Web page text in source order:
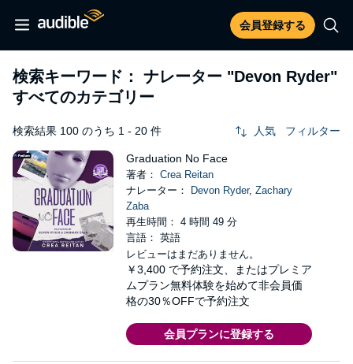
会員登録する
検索キーワード： ナレーター "Devon Ryder"
すべてのカテゴリー
検索結果 100 のうち 1 - 20 件 人気 フィルター
Graduation No Face
著者： Crea Reitan
ナレーター：
Devon Ryder, Zachary
Zaba
再生時間： 4 時間 49 分
言語： 英語
レビューはまだありません。
￥3,400 で予約注文、またはプレミア
ムプラン無料体験を始めて非会員価
格の30％OFFで予約注文
会員プランに登録する